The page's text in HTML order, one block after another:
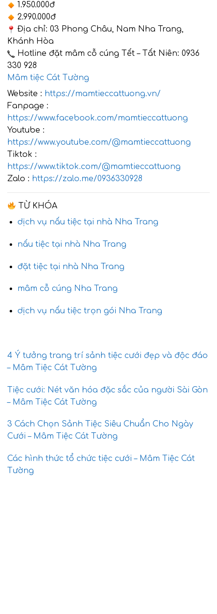
1.950.000đ
2.990.000đ
Địa chỉ: 03 Phong Châu, Nam Nha Trang,
Khánh Hòa
Hotline đặt mâm cỗ cúng Tết – Tất Niên: 0936
330 928
Mâm tiệc Cát Tường
Website : https://mamtieccattuong.vn/
Fanpage :
https://www.facebook.com/mamtieccattuong
Youtube :
https://www.youtube.com/@mamtieccattuong
Tiktok :
https://www.tiktok.com/@mamtieccattuong
Zalo : https://zalo.me/0936330928
TỪ KHÓA
dịch vụ nấu tiệc tại nhà Nha Trang
nấu tiệc tại nhà Nha Trang
đặt tiệc tại nhà Nha Trang
mâm cỗ cúng Nha Trang
dịch vụ nấu tiệc trọn gói Nha Trang
4 Ý tưởng trang trí sảnh tiệc cưới đẹp và độc đáo
– Mâm Tiệc Cát Tường
Tiệc cưới: Nét văn hóa đặc sắc của người Sài Gòn
– Mâm Tiệc Cát Tường
3 Cách Chọn Sảnh Tiệc Siêu Chuẩn Cho Ngày
Cưới – Mâm Tiệc Cát Tường
Các hình thức tổ chức tiệc cưới – Mâm Tiệc Cát
Tường